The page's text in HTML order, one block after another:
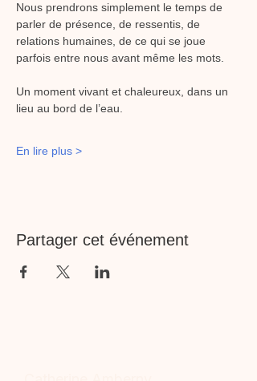
Nous prendrons simplement le temps de
parler de présence, de ressentis, de
relations humaines, de ce qui se joue
parfois entre nous avant même les mots.
Un moment vivant et chaleureux, dans un
lieu au bord de l’eau.
En lire plus >
Partager cet événement